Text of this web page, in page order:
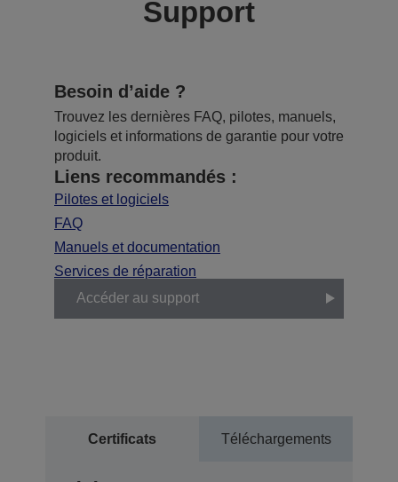
Support
Besoin d’aide ?
Trouvez les dernières FAQ, pilotes, manuels,
logiciels et informations de garantie pour votre
produit.
Liens recommandés :
Pilotes et logiciels
FAQ
Manuels et documentation
Services de réparation
Accéder au support
Certificats Téléchargements